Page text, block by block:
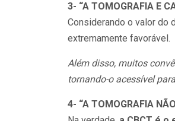
3- “A TOMOGRAFIA E
Considerando o valor do
extremamente favorável.
Além disso, muitos
tornando-o acessível
4- “A TOMOGRAFIA